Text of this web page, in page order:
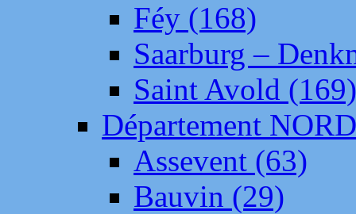
Féy (168)
Saarburg –
Saint Avold (169)
Département NORD
Assevent (63)
Bauvin (29)